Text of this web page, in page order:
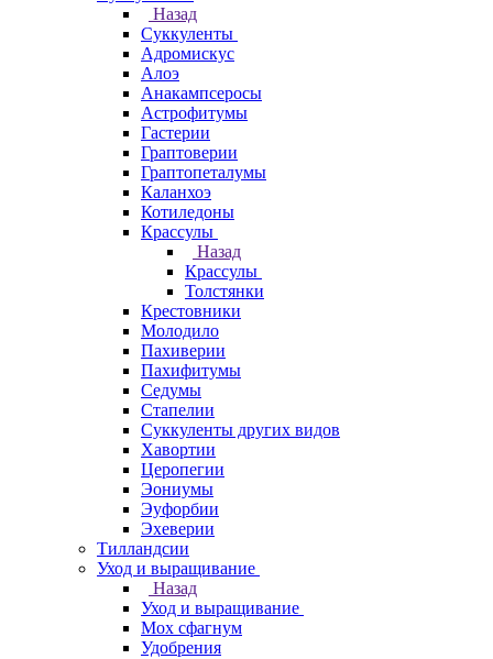
Назад
Суккуленты
Адромискус
Алоэ
Анакампсеросы
Астрофитумы
Гастерии
Граптоверии
Граптопеталумы
Каланхоэ
Котиледоны
Крассулы
Назад
Крассулы
Толстянки
Крестовники
Молодило
Пахиверии
Пахифитумы
Седумы
Стапелии
Суккуленты других видов
Хавортии
Церопегии
Эониумы
Эуфорбии
Эхеверии
Тилландсии
Уход и выращивание
Назад
Уход и выращивание
Мох сфагнум
Удобрения